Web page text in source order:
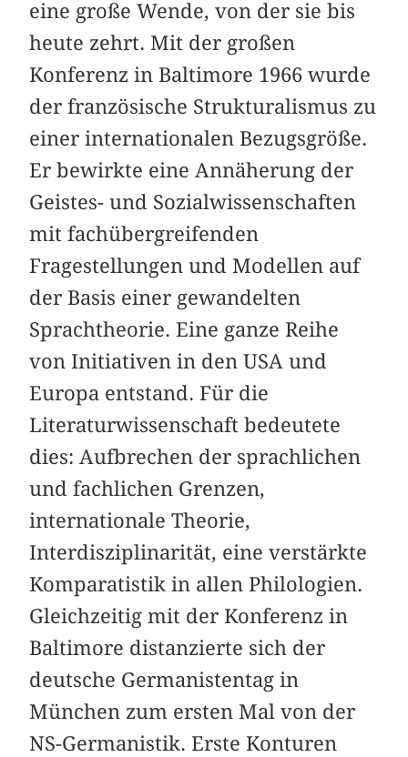
eine große Wende, von der sie bis
heute zehrt. Mit der großen
Konferenz in Baltimore 1966 wurde
der französische Strukturalismus zu
einer internationalen Bezugsgröße.
Er bewirkte eine Annäherung der
Geistes- und Sozialwissenschaften
mit fachübergreifenden
Fragestellungen und Modellen auf
der Basis einer gewandelten
Sprachtheorie. Eine ganze Reihe
von Initiativen in den USA und
Europa entstand. Für die
Literaturwissenschaft bedeutete
dies: Aufbrechen der sprachlichen
und fachlichen Grenzen,
internationale Theorie,
Interdisziplinarität, eine verstärkte
Komparatistik in allen Philologien.
Gleichzeitig mit der Konferenz in
Baltimore distanzierte sich der
deutsche Germanistentag in
München zum ersten Mal von der
NS-Germanistik. Erste Konturen